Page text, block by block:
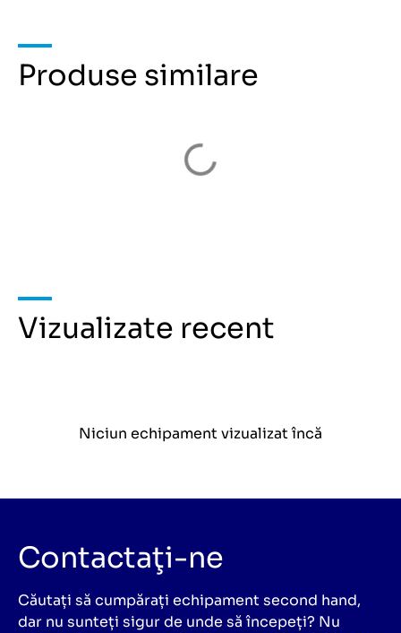
Produse similare
Vizualizate recent
Niciun echipament vizualizat încă
Contactaţi-ne
Căutați să cumpărați echipament second hand,
dar nu sunteți sigur de unde să începeți? Nu